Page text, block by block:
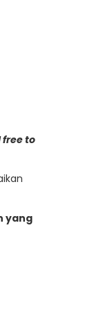
free to
yang